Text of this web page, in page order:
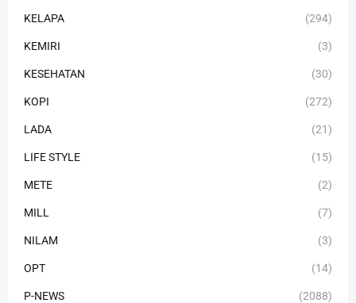
KELAPA (294)
KEMIRI (3)
KESEHATAN (30)
KOPI (272)
LADA (21)
LIFE STYLE (15)
METE (2)
MILL (7)
NILAM (3)
OPT (14)
P-NEWS (2088)